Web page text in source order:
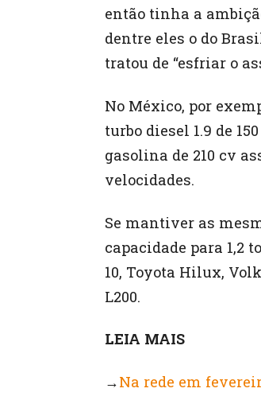
então tinha a
dentre eles o do
tratou de “esfriar o
No México, por
turbo diesel 1.9 de
gasolina de 210 cv
velocidades.
Se mantiver as
capacidade para 1,2
10, Toyota Hilux,
L200.
LEIA MAIS
→Na rede em